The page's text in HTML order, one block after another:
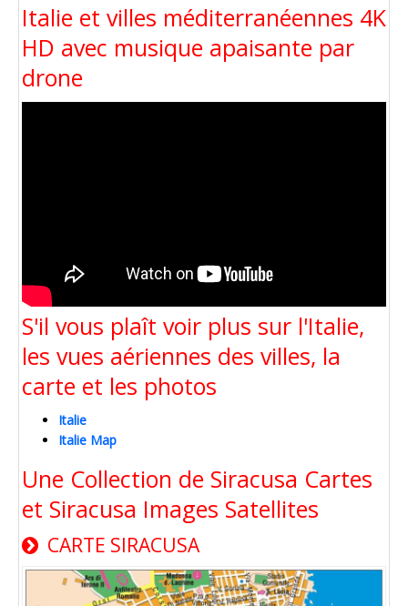
Italie et villes méditerranéennes 4K
HD avec musique apaisante par
drone
S'il vous plaît voir plus sur l'Italie,
les vues aériennes des villes, la
carte et les photos
Italie
Italie Map
Une Collection de Siracusa Cartes
et Siracusa Images Satellites
CARTE SIRACUSA